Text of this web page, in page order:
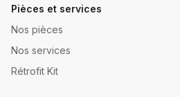
Pièces et services
Nos pièces
Nos services
Rétrofit Kit